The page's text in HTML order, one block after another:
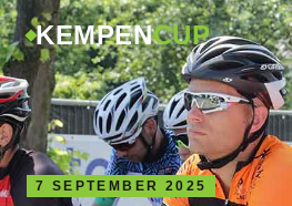
KEMPENCUP
7 SEPTEMBER 2025